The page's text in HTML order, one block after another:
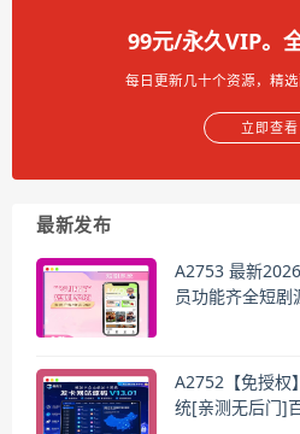
99元/永久VIP。
每日更新几十个资源，精
立即查看
最新发布
A2753 最新
员功能齐全短剧
A2752【免授权
统[亲测无后门]